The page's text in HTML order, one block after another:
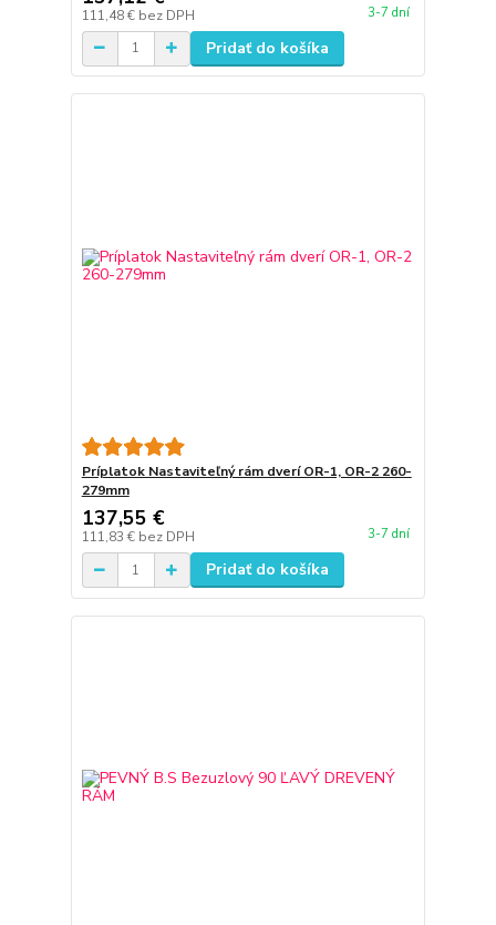
111,48 € bez DPH 3-7 dní
Pridať do košíka
Príplatok Nastaviteľný rám dverí OR-1, OR-2 260-
279mm
137,55 €
111,83 € bez DPH 3-7 dní
Pridať do košíka